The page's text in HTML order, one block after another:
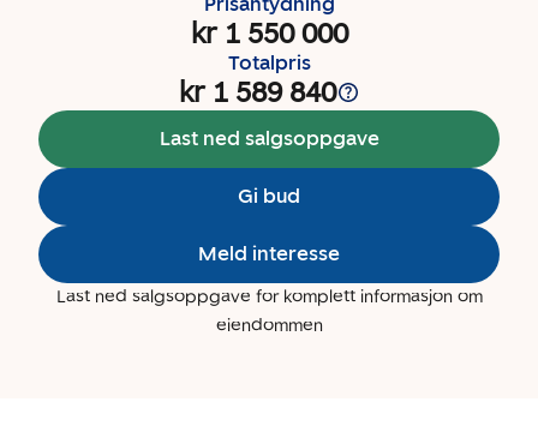
kr 1 550 000
Totalpris
kr 1 589 840
Last ned salgsoppgave
Gi bud
Meld interesse
Last ned salgsoppgave for komplett informasjon om
eiendommen